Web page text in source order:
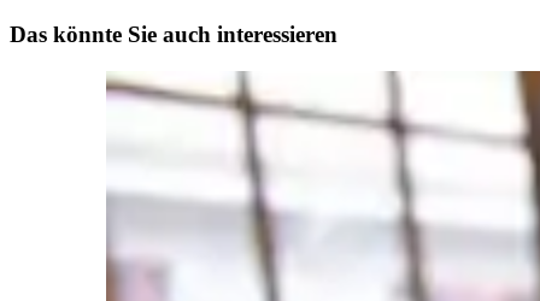
Das könnte Sie auch interessieren